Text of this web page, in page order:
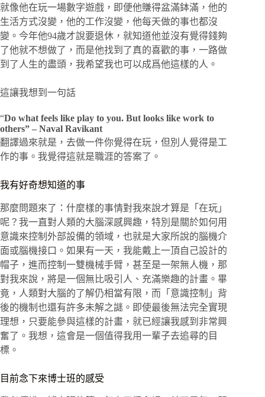
就像他在玩一場數字遊戲，即便他賺得盆滿鉢滿，他的
生活方式沒變，他的工作沒變，他每天做的事也都沒
變。今年他94歲才說要退休，就知道他並沒有覺得錢夠
了他就不想做了，而是他找到了真的喜歡的事，一路做
到了人生的盡頭，我希望我也可以成爲他這樣的人。
這讓我想到一句話
“Do what feels like play to you. But looks like work to
others” – Naval Ravikant
翻譯過來就是，去做一件你覺得在玩，但別人覺得是工
作的事。我覺得這就是職涯的答案了。
我有好奇想知道的事
那麼問題來了：什麼樣的事情對我來說才算是「在玩」
呢？我一直對人類的大腦深感興趣，特別是關於如何用
意識來控制外部設備的領域，也就是大家所說的腦機介
面或腦機接口。如果有一天，我能戴上一頂自己設計的
帽子，進而控制一雙機械手臂，甚至是一架無人機，那
對我來說，將是一個無比吸引人、充滿樂趣的計畫。畢
竟，人類對大腦的了解仍相當有限，而「意識控制」背
後的機制也還有許多未解之謎。即使最後無法完全實現
理想，只要能參與這樣的計畫，就已經讓我感到非常興
奮了。我想，這會是一個值得我用一輩子去追尋的目
標。
目前念下來博士班的感受